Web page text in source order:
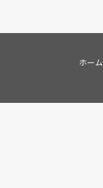
ホーム